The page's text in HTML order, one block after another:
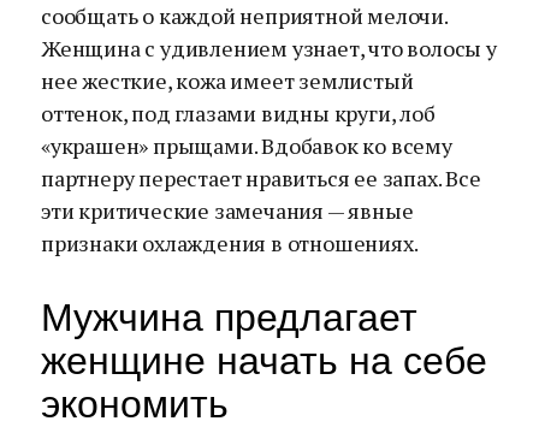
сообщать о каждой неприятной мелочи.
Женщина с удивлением узнает, что волосы у
нее жесткие, кожа имеет землистый
оттенок, под глазами видны круги, лоб
«украшен» прыщами. Вдобавок ко всему
партнеру перестает нравиться ее запах. Все
эти критические замечания — явные
признаки охлаждения в отношениях.
Мужчина предлагает
женщине начать на себе
экономить